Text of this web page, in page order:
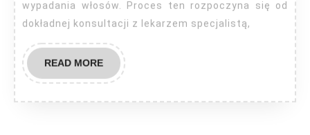
wypadania włosów. Proces ten rozpoczyna się od
dokładnej konsultacji z lekarzem specjalistą,
READ MOREREAD
MORE